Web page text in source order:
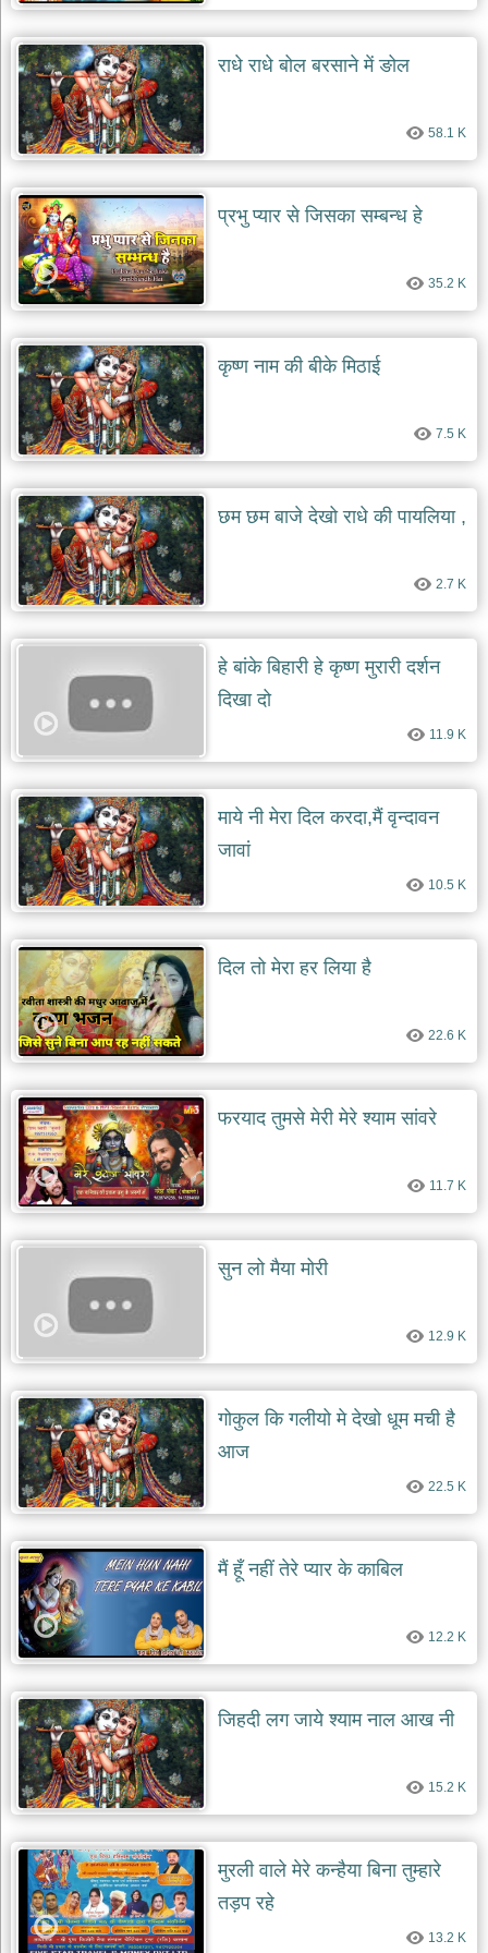
देश
भक्ति
भजन
patriotic
bhajans
खाटू
श्याम
भजन
khatu
shaym
bhajans
रानी
सती
दादी
भजन
rani
sati
dadi
bhajans
बावा
दयाल
भजन
bawa
lal
dayal
bhajans
शनि
देव
bhajans
भजन
bhajan
of
the
day
भजन
जोड़ें
add
bhajans
राधे राधे बोल बरसाने में ङोल
58.1 K
प्रभु प्यार से जिसका सम्बन्ध हे
35.2 K
कृष्ण नाम की बीके मिठाई
7.5 K
छम छम बाजे देखो राधे की पायलिया ,
2.7 K
हे बांके बिहारी हे कृष्ण मुरारी दर्शन
दिखा दो
11.9 K
माये नी मेरा दि‌ल करदा,मैं वृन्दावन
जावां
10.5 K
दिल तो मेरा हर लिया है
22.6 K
फरयाद तुमसे मेरी मेरे श्याम सांवरे
11.7 K
सुन लो मैया मोरी
12.9 K
गोकुल कि गलीयो मे देखो धूम मची है
आज
22.5 K
मैं हूँ नहीं तेरे प्यार के काबिल
12.2 K
जिहदी लग जाये श्याम नाल आख नी
15.2 K
मुरली वाले मेरे कन्हैया बिना तुम्हारे
तड़प रहे
13.2 K